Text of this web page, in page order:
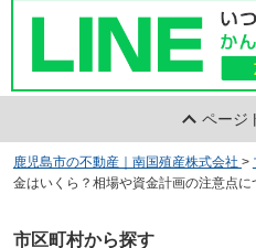
ページ
鹿児島市の不動産｜南国殖産株式会社 >
金はいくら？相場や資金計画の注意点に
市区町村から探す